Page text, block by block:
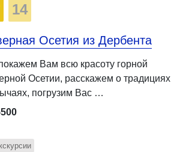
14
Осетия из Дербента
Вам всю красоту горной
Осетии, расскажем о традициях
погрузим Вас …